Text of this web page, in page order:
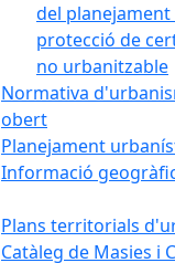
del planejament
protecció de
no urbanitzable
Normativa
obert
Planejament
Informació
Plans territorials
Catàleg de Masies i